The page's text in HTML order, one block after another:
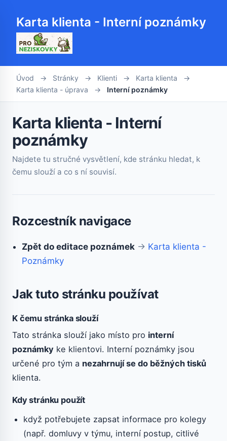
Karta klienta - Interní poznámky
Úvod → Stránky → Klienti → Karta klienta
→
Karta klienta - úprava
→ Interní poznámky
Karta klienta - Interní
poznámky
Najdete tu stručné vysvětlení, kde stránku hledat, k
čemu slouží a co s ní souvisí.
Rozcestník navigace
Zpět do editace poznámek → Karta klienta -
Poznámky
Jak tuto stránku používat
K čemu stránka slouží
Tato stránka slouží jako místo pro interní
poznámky ke klientovi. Interní poznámky jsou
určené pro tým a nezahrnují se do běžných tisků
klienta.
Kdy stránku použít
když potřebujete zapsat informace pro kolegy
(např. domluvy v týmu, interní postup, citlivé